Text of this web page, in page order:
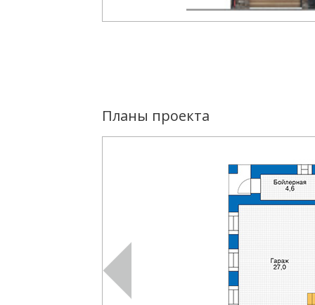
Планы проекта